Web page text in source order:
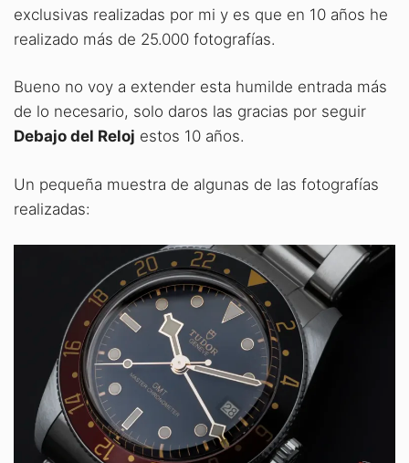
exclusivas realizadas por mi y es que en 10 años he
realizado más de 25.000 fotografías.
Bueno no voy a extender esta humilde entrada más
de lo necesario, solo daros las gracias por seguir
Debajo del Reloj estos 10 años.
Un pequeña muestra de algunas de las fotografías
realizadas: